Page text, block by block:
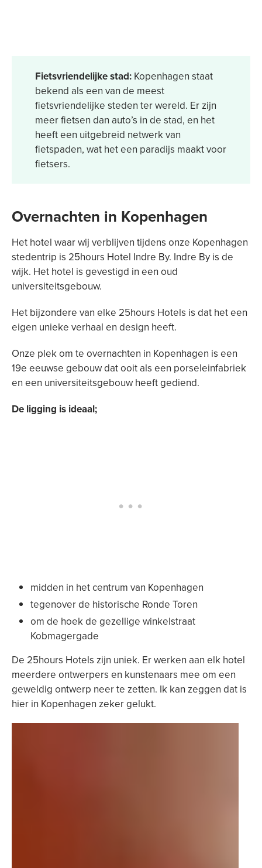
Fietsvriendelijke stad: Kopenhagen staat
bekend als een van de meest
fietsvriendelijke steden ter wereld. Er zijn
meer fietsen dan auto’s in de stad, en het
heeft een uitgebreid netwerk van
fietspaden, wat het een paradijs maakt voor
fietsers.
Overnachten in Kopenhagen
Het hotel waar wij verblijven tijdens onze Kopenhagen
stedentrip is 25hours Hotel Indre By. Indre By is de
wijk. Het hotel is gevestigd in een oud
universiteitsgebouw.
Het bijzondere van elke 25hours Hotels is dat het een
eigen unieke verhaal en design heeft.
Onze plek om te overnachten in Kopenhagen is een
19e eeuwse gebouw dat ooit als een porseleinfabriek
en een universiteitsgebouw heeft gediend.
De ligging is ideaal;
midden in het centrum van Kopenhagen
tegenover de historische Ronde Toren
om de hoek de gezellige winkelstraat
Kobmagergade
De 25hours Hotels zijn uniek. Er werken aan elk hotel
meerdere ontwerpers en kunstenaars mee om een
geweldig ontwerp neer te zetten. Ik kan zeggen dat is
hier in Kopenhagen zeker gelukt.